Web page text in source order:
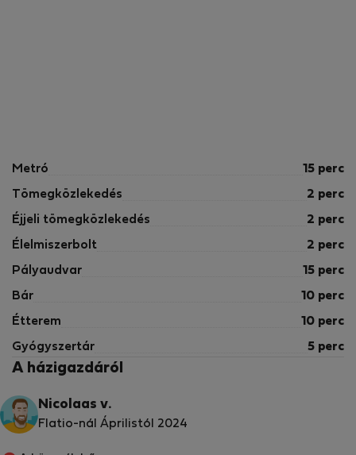
Metró 15 perc
Tömegközlekedés 2 perc
Éjjeli tömegközlekedés 2 perc
Élelmiszerbolt 2 perc
Pályaudvar 15 perc
Bár 10 perc
Étterem 10 perc
Gyógyszertár 5 perc
A házigazdáról
Nicolaas v.
Flatio-nál Áprilistól 2024